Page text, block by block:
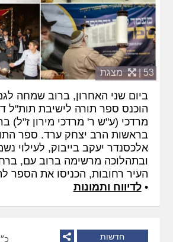
53 | מצגת
ביום שני האחרון, ברוב שמחה
הוכנס ספר תורה לישיבת תות"ל
מרדכי (ע"ש ר' מרדכי מירון ז"ל)
בראשות הרב יצחק ערד. ספר
אלכסנדר יעקב בייבוק, לעילוי
ובתהלוכה מרשימה ברוב עם,
העיר רחובות, הכניסו את הספר
•לדיווח ותמונות
חדשות